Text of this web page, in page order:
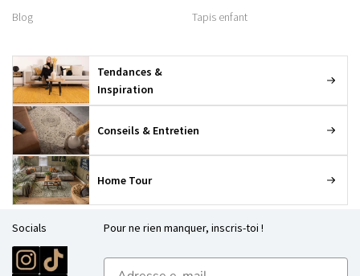
Blog
Tapis enfant
Tendances &
Inspiration
Conseils & Entretien
Home Tour
Socials Pour ne rien manquer, inscris-toi !
E-mailadres